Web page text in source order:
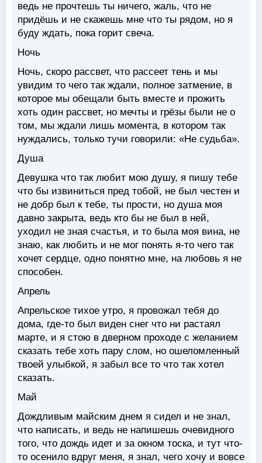
ведь не прочтешь ты ничего, жаль, что не
придёшь и не скажешь мне что ты рядом, но я
буду ждать, пока горит свеча.
Ночь
Ночь, скоро рассвет, что рассеет тень и мы
увидим то чего так ждали, полное затмение, в
которое мы обещали быть вместе и прожить
хоть один рассвет, но мечты и грёзы были не о
том, мы ждали лишь момента, в котором так
нуждались, только тучи говорили: «Не судьба».
Душа
Девушка что так любит мою душу, я пишу тебе
что бы извиниться пред тобой, не был честен и
не добр был к тебе, ты прости, но душа моя
давно закрыта, ведь кто бы не был в ней,
уходил не зная счастья, и то была моя вина, не
знаю, как любить и не мог понять я-то чего так
хочет сердце, одно понятно мне, на любовь я не
способен.
Апрель
Апрельское тихое утро, я провожал тебя до
дома, где-то был виден снег что ни растаял
марте, и я стою в дверном проходе с желанием
сказать тебе хоть пару слом, но ошеломленный
твоей улыбкой, я забыл все то что так хотел
сказать.
Май
Дождливым майским днем я сидел и не знал,
что написать, и ведь не напишешь очевидного
того, что дождь идет и за окном тоска, и тут что-
то осенило вдруг меня, я знал, чего хочу и вовсе